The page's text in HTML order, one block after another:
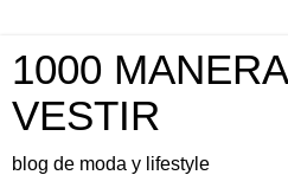
1000
VESTIR
blog de moda y lifestyle